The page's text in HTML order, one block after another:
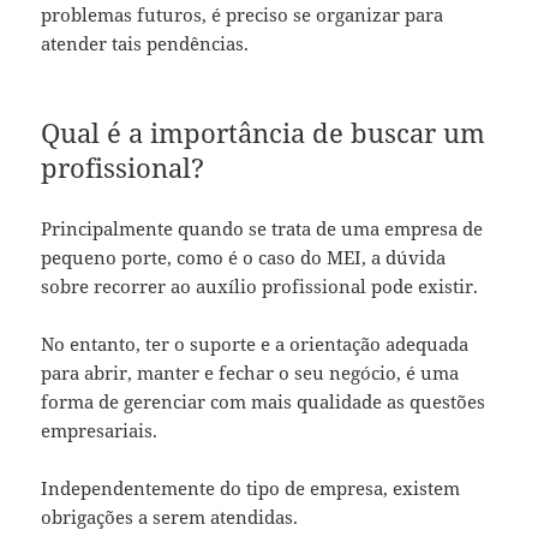
problemas futuros, é preciso se organizar para
atender tais pendências.
Qual é a importância de buscar um
profissional?
Principalmente quando se trata de uma empresa de
pequeno porte, como é o caso do MEI, a dúvida
sobre recorrer ao auxílio profissional pode existir.
No entanto, ter o suporte e a orientação adequada
para abrir, manter e fechar o seu negócio, é uma
forma de gerenciar com mais qualidade as questões
empresariais.
Independentemente do tipo de empresa, existem
obrigações a serem atendidas.